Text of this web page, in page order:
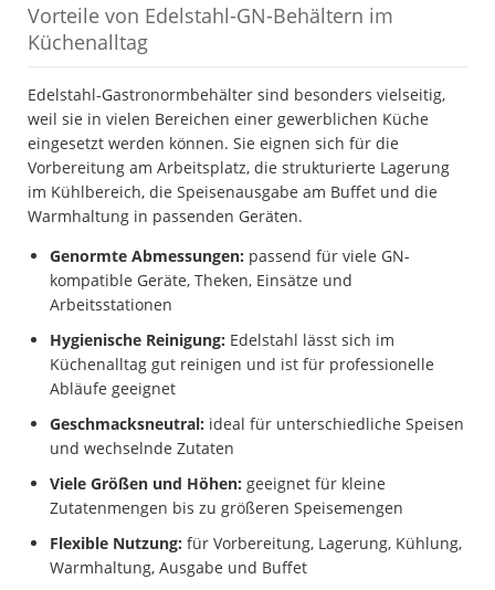
Vorteile von Edelstahl-GN-Behältern im
Küchenalltag
Edelstahl-Gastronormbehälter sind besonders vielseitig,
weil sie in vielen Bereichen einer gewerblichen Küche
eingesetzt werden können. Sie eignen sich für die
Vorbereitung am Arbeitsplatz, die strukturierte Lagerung
im Kühlbereich, die Speisenausgabe am Buffet und die
Warmhaltung in passenden Geräten.
Genormte Abmessungen: passend für viele GN-
kompatible Geräte, Theken, Einsätze und
Arbeitsstationen
Hygienische Reinigung: Edelstahl lässt sich im
Küchenalltag gut reinigen und ist für professionelle
Abläufe geeignet
Geschmacksneutral: ideal für unterschiedliche Speisen
und wechselnde Zutaten
Viele Größen und Höhen: geeignet für kleine
Zutatenmengen bis zu größeren Speisemengen
Flexible Nutzung: für Vorbereitung, Lagerung, Kühlung,
Warmhaltung, Ausgabe und Buffet